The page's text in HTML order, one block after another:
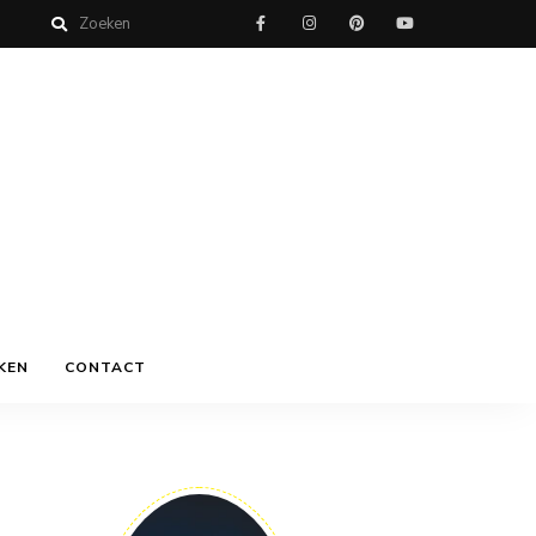
CONTACT